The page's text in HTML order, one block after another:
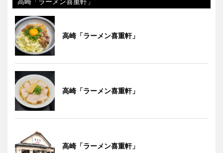
高崎「ラーメン喜重軒」
高崎「ラーメン喜重軒」
高崎「ラーメン喜重軒」